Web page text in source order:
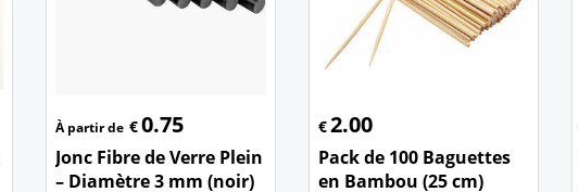
À partir de €0.75
Jonc Fibre de Verre Plein
€2.00
Pack de 100 Baguettes